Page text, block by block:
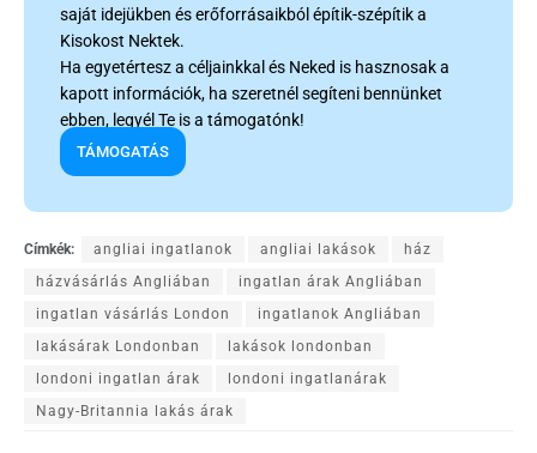
saját idejükben és erőforrásaikból építik-szépítik a
Kisokost Nektek.
Ha egyetértesz a céljainkkal és Neked is hasznosak a
kapott információk, ha szeretnél segíteni bennünket
ebben, legyél Te is a támogatónk!
TÁMOGATÁS
Címkék: angliai ingatlanok angliai lakások
ház
házvásárlás Angliában
ingatlan árak Angliában
ingatlan vásárlás London
ingatlanok Angliában
lakásárak Londonban
lakások londonban
londoni ingatlan árak
londoni ingatlanárak
Nagy-Britannia lakás árak